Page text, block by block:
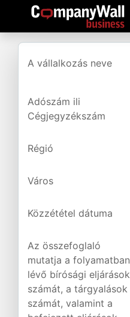
A vállalkozás neve
Adószám ili
Cégjegyzékszám
Régió
Város
Közzététel dátuma
Az összefoglaló
mutatja a folyamatban
lévő bírósági eljárások
számát, a tárgyalások
számát, valamint a